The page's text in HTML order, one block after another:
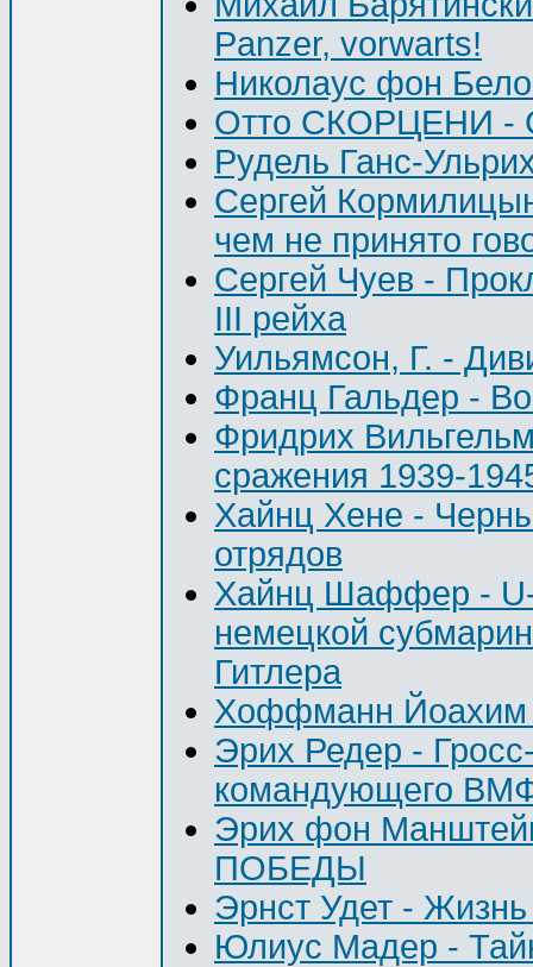
Panzer, vorwarts!
Николаус фон
Отто СКОРЦЕНИ
Рудель Ганс-
Сергей
чем не принято
Сергей Чуев -
III рейха
Уильямсон, Г. -
Франц Гальдер -
Фридрих
сражения 1939-
Хайнц Хене -
отрядов
Хайнц Шаффер - U-
немецкой
Гитлера
Хоффманн Йоахим
Эрих Редер -
командующего ВМФ
Эрих фон
ПОБЕДЫ
Эрнст Удет - Жизнь
Юлиус Мадер -